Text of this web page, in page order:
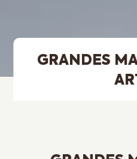
GRANDES